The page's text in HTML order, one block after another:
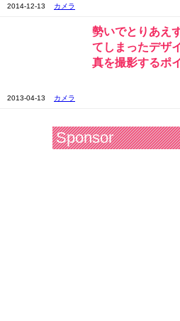
2014-12-13 カメラ
勢いでとりあえ
てしまったデザ
真を撮影するポ
2013-04-13 カメラ
Sponsor